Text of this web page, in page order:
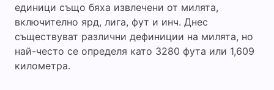
единици също бяха извлечени от милята,
включително ярд, лига, фут и инч. Днес
съществуват различни дефиниции на милята, но
най-често се определя като 3280 фута или 1,609
километра.